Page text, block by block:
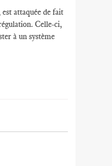
attaquée de fait
Celle-ci,
à un système